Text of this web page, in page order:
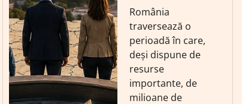
România
traversează o
perioadă în care,
deși dispune de
resurse
importante, de
milioane de